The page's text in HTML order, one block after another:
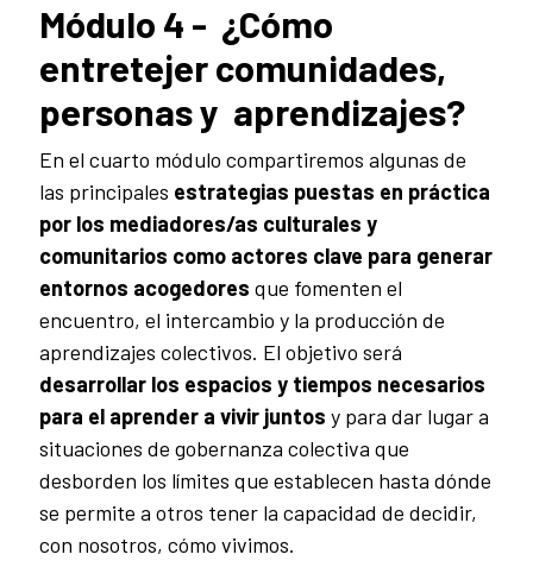
Módulo 4 - ¿Cómo
entretejer comunidades,
personas y aprendizajes?
En el cuarto módulo compartiremos algunas de
las principales estrategias puestas en práctica
por los mediadores/as culturales y
comunitarios como actores clave para generar
entornos acogedores que fomenten el
encuentro, el intercambio y la producción de
aprendizajes colectivos. El objetivo será
desarrollar los espacios y tiempos necesarios
para el aprender a vivir juntos y para dar lugar a
situaciones de gobernanza colectiva que
desborden los límites que establecen hasta dónde
se permite a otros tener la capacidad de decidir,
con nosotros, cómo vivimos.